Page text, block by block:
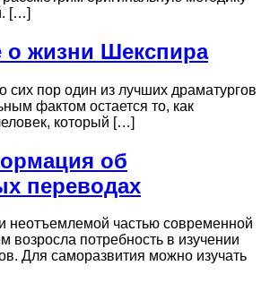
[…]
о жизни Шекспира
сих пор один из лучших драматургов
фактом остается то, как
который […]
об
переводах
неотъемлемой частью современной
возросла потребность в изучении
Для саморазвития можно изучать